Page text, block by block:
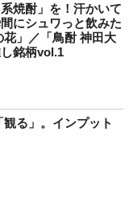
焼酎」を！汗かいて
にシュワっと飲みた
」／「鳥酎 神田大
銘柄vol.1
る」。インプット